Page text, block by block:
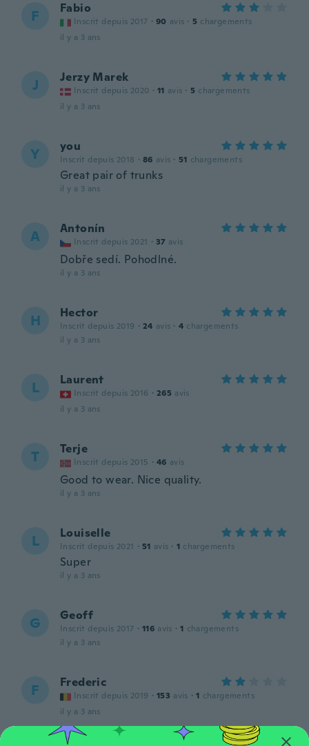
F Fabio
Inscrit depuis 2017 · 90 avis · 5 chargements
il y a 3 ans
J Jerzy Marek
Inscrit depuis 2020 · 11 avis · 5 chargements
il y a 3 ans
Y you
Inscrit depuis 2018 · 86 avis · 51 chargements
Great pair of trunks
il y a 3 ans
A Antonín
Inscrit depuis 2021 · 37 avis
Dobře sedí. Pohodlné.
il y a 3 ans
H Hector
Inscrit depuis 2019 · 24 avis · 4 chargements
il y a 3 ans
L Laurent
Inscrit depuis 2016 · 265 avis
il y a 3 ans
T Terje
Inscrit depuis 2015 · 46 avis
Good to wear. Nice quality.
il y a 3 ans
L Louiselle
Inscrit depuis 2021 · 51 avis · 1 chargements
Super
il y a 3 ans
G Geoff
Inscrit depuis 2017 · 116 avis · 1 chargements
il y a 3 ans
F Frederic
Inscrit depuis 2019 · 153 avis · 1 chargements
il y a 3 ans